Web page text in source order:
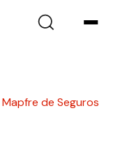
de Seguros